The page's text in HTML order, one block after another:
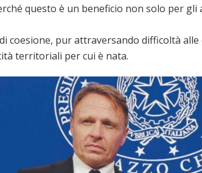
questo è un beneficio non solo per
coesione, pur attraversando difficoltà
territoriali per cui è nata.